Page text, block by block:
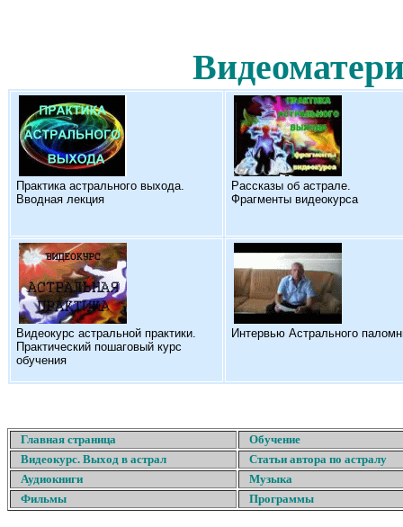
Практика астрального выхода.
Вводная лекция
Рассказы об астрале.
Фрагменты видеокурса
Видеокурс астральной практики.
Практический пошаговый курс
обучения
Интервью Астрального
Главная страница
Обучение
Видеокурс. Выход в астрал
Статьи автора по астралу
Аудиокниги
Музыка
Фильмы
Программы